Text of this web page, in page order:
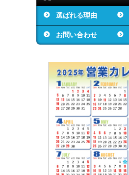
選ばれる理由
お問い合わせ